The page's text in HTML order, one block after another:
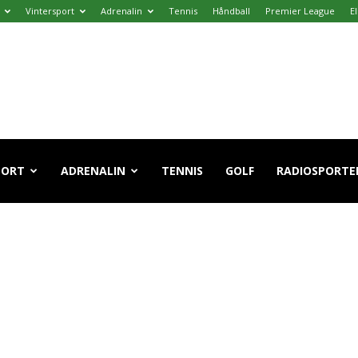
Vintersport Adrenalin Tennis Håndball Premier League
ADRENALIN TENNIS GOLF